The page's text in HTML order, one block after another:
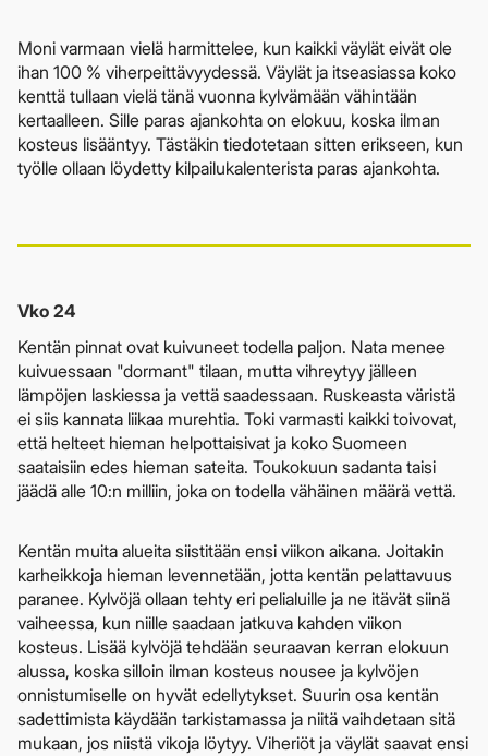
Moni varmaan vielä harmittelee, kun kaikki väylät eivät ole
ihan 100 % viherpeittävyydessä. Väylät ja itseasiassa koko
kenttä tullaan vielä tänä vuonna kylvämään vähintään
kertaalleen. Sille paras ajankohta on elokuu, koska ilman
kosteus lisääntyy. Tästäkin tiedotetaan sitten erikseen, kun
työlle ollaan löydetty kilpailukalenterista paras ajankohta.
Vko 24
Kentän pinnat ovat kuivuneet todella paljon. Nata menee
kuivuessaan "dormant" tilaan, mutta vihreytyy jälleen
lämpöjen laskiessa ja vettä saadessaan. Ruskeasta väristä
ei siis kannata liikaa murehtia. Toki varmasti kaikki toivovat,
että helteet hieman helpottaisivat ja koko Suomeen
saataisiin edes hieman sateita. Toukokuun sadanta taisi
jäädä alle 10:n milliin, joka on todella vähäinen määrä vettä.
Kentän muita alueita siistitään ensi viikon aikana. Joitakin
karheikkoja hieman levennetään, jotta kentän pelattavuus
paranee. Kylvöjä ollaan tehty eri pelialuille ja ne itävät siinä
vaiheessa, kun niille saadaan jatkuva kahden viikon
kosteus. Lisää kylvöjä tehdään seuraavan kerran elokuun
alussa, koska silloin ilman kosteus nousee ja kylvöjen
onnistumiselle on hyvät edellytykset. Suurin osa kentän
sadettimista käydään tarkistamassa ja niitä vaihdetaan sitä
mukaan, jos niistä vikoja löytyy. Viheriöt ja väylät saavat ensi